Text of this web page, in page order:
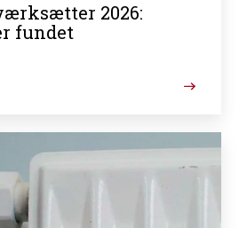
2026:
fundet